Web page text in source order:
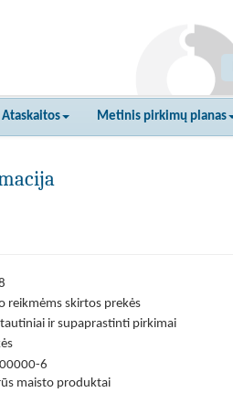
Ataskaitos Metinis pirkimų planas
reikmėms skirtos prekės
ir supaprastinti pirkimai
6
maisto produktai